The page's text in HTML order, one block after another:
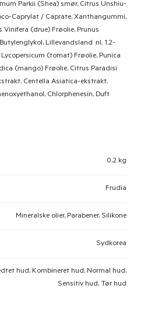
Parkii (Shea) smør, Citrus Unshiu-
Caprylat / Caprate, Xanthangummi,
(drue) Frøolie, Prunus
Lillevandsland .nl, 1,2-
(tomat) Frøolie, Punica
(mango) Frøolie, Citrus Paradisi
Centella Asiatica-ekstrakt,
Chlorphenesin, Duft
0,2 kg
Frudia
Mineralske olier, Parabener, Silikone
Sydkorea
hud, Kombineret hud, Normal hud,
Sensitiv hud, Tør hud